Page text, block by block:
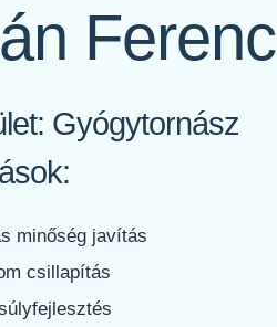
Ferenc
Gyógytornász
minőség javítás
csillapítás